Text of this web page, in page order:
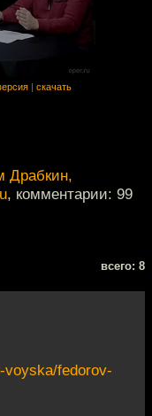
скачать
Драбкин,
, комментарии: 99
всего: 8
voyska/fedorov-